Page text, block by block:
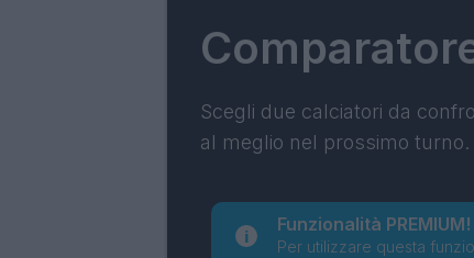
Scegli due calciatori da
al meglio nel prossimo turno.
Funzionalità PREMIUM!
Per utilizzare questa